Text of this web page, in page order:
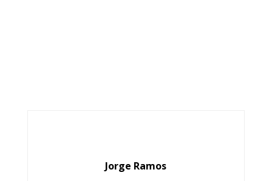
Jorge Ramos